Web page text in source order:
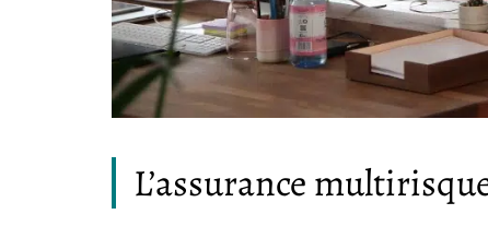
L’assurance